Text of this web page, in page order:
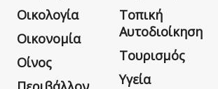
Οικολογία
Οικονομία
Οίνος
Τοπική
Αυτοδιοίκηση
Τουρισμός
Υγεία